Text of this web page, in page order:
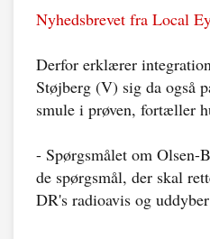
Nyhedsbrevet fra Local
Derfor erklærer
Støjberg (V) sig da også
smule i prøven, fortæller
- Spørgsmålet om Olsen-
de spørgsmål, der skal
DR's radioavis og